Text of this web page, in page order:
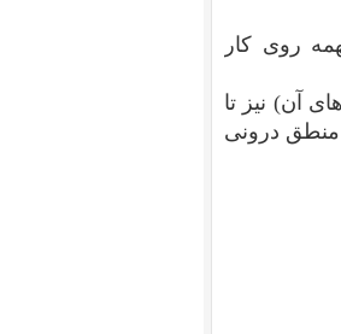
روی کار
آن) نیز تا
منطق درونی